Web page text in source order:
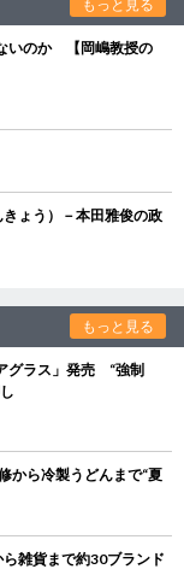
もっと見る
いのか 【岡嶋教授の
ょう）－本田雅俊の政
もっと見る
グラス」発売 “強制
から冷製うどんまで“夏
雑貨まで約30ブランド